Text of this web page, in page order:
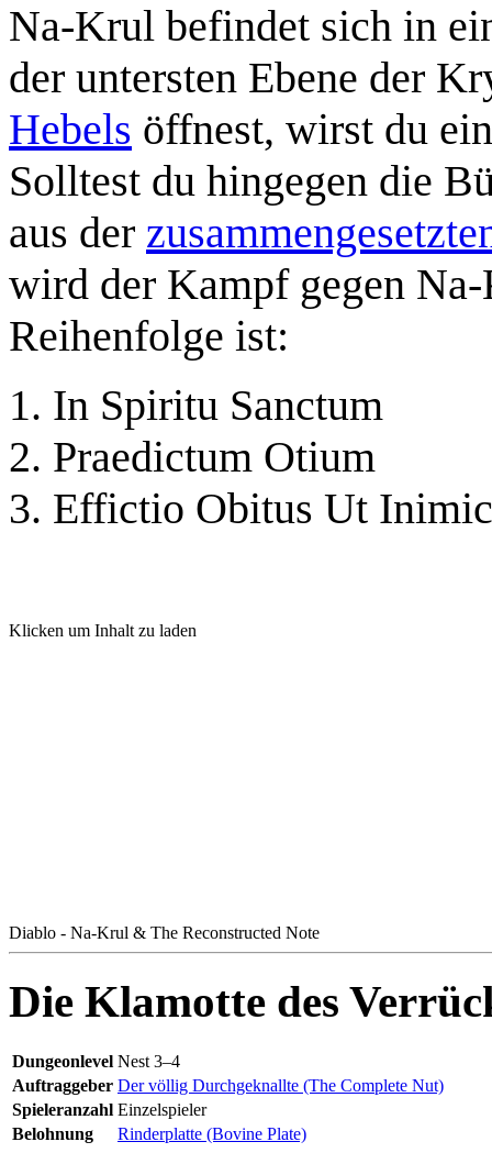
Na-Krul befindet sich in
der untersten Ebene der
Hebels öffnest, wirst du
Solltest du hingegen die
aus der
wird der Kampf gegen
Reihenfolge ist:
In Spiritu Sanctum
Praedictum Otium
Effictio Obitus Ut
Klicken um Inhalt zu laden
Diablo - Na-Krul & The Reconstructed Note
Die Klamotte des
Dungeonlevel Nest 3–4
Auftraggeber Der völlig Durchgeknallte (The Complete Nut)
Spieleranzahl Einzelspieler
Belohnung
Rinderplatte (Bovine Plate)